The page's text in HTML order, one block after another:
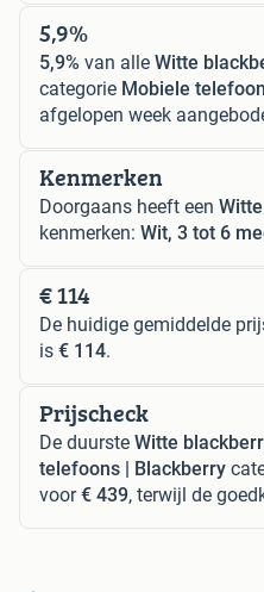
5,9%
5,9% van alle Witte
categorie Mobiele
afgelopen week
Kenmerken
Doorgaans heeft een
kenmerken: Wit, 3 tot 6
€ 114
De huidige gemiddelde
is € 114.
Prijscheck
De duurste Witte
telefoons | Blackberry
voor€ 439, terwijl de